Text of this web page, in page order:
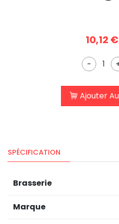
10,12 €
-
Ajouter
SPÉCIFICATION
Brasserie
Marque